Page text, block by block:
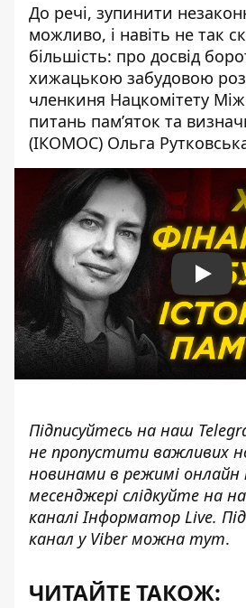
До речі, зупинити
можливо, і навіть не так
більшість: про досвід
хижацькою забудовою
членкиня Нацкомітету
питань пам’яток та
(ІКОМОС) Ольга
Play
Підписуйтесь на наш
не пропустити важливих
новинами в режимі онлайн
месенджері слідкуйте на
каналі Інформатор Live.
канал у Viber можна тут.
ЧИТАЙТЕ ТАКОЖ: